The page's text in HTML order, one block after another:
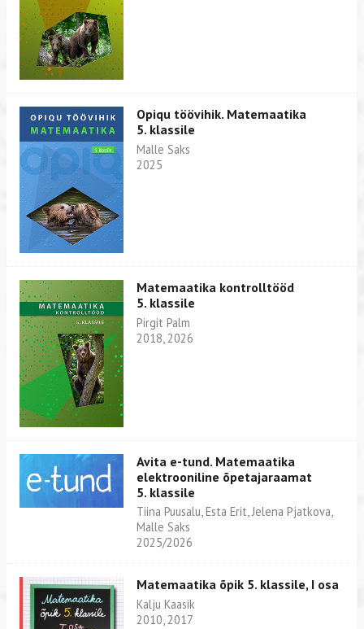
Opiqu töövihik. Matemaatika
5. klassile
Malle Saks
2025
Matemaatika kontrolltööd
5. klassile
Pirgit Palm
2018, 2026
Avita e-tund. Matemaatika
elektrooniline õpetajaraamat
5. klassile
Tiina Puusalu, Esta Erit, Jelena Pjatkova,
Malle Saks
2025/2026
Matemaatika õpik 5. klassile, I osa
Kalju Kaasik
2010, 2017